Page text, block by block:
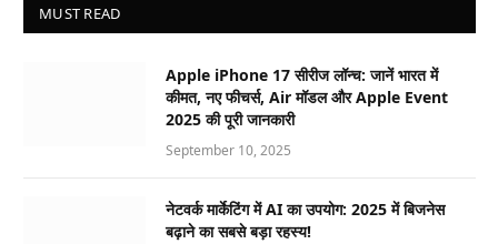
MUST READ
Apple iPhone 17 सीरीज लॉन्च: जानें भारत में
कीमत, नए फीचर्स, Air मॉडल और Apple Event
2025 की पूरी जानकारी
September 10, 2025
नेटवर्क मार्केटिंग में AI का उपयोग: 2025 में बिजनेस
बढ़ाने का सबसे बड़ा रहस्य!